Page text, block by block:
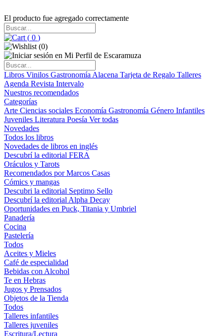
El producto fue agregado correctamente
( 0 )
(0)
Libros Vinilos Gastronomía Alacena Tarjeta de Regalo Talleres
Agenda Revista Intervalo
Nuestros recomendados
Categorías
Arte Ciencias sociales Economía Gastronomía Género Infantiles
Juveniles Literatura Poesía Ver todas
Novedades
Todos los libros
Novedades de libros en inglés
Descubrí la editorial FERA
Oráculos y Tarots
Recomendados por Marcos Casas
Cómics y mangas
Descubri la editorial Septimo Sello
Descubrí la editorial Alpha Decay
Oportunidades en Puck, Titania y Umbriel
Panadería
Cocina
Pastelería
Todos
Aceites y Mieles
Café de especialidad
Bebidas con Alcohol
Te en Hebras
Jugos y Prensados
Objetos de la Tienda
Todos
Talleres infantiles
Talleres juveniles
Escritura/Lectura